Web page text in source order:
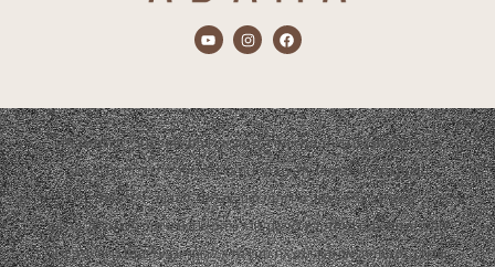
התכנים המוצגים באתר הם אך ורק מתוך אירועים שהופקו ע"י חברת אדמה.
הפקת האירועים תמיד תהיה בשיתוף צדדים נוספים כגון: ריהוט, עיצוב,
קייטרינג, נכסי שטח, סידור פרחים, צלמים, להקות, די ג'יי ועוד…
התכנים המוצגים באתר יהיו באישור קבלני המשנה ובשיתוף פעולה של פרסום
ועבודה משותפת. אם והיה ומצאת תוכן שלא לרוחך ובבעלותך זכויות יוצרים או